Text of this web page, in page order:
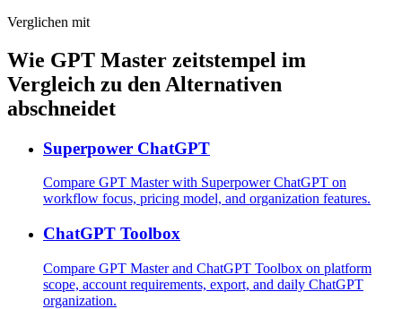
Verglichen mit
Wie GPT Master zeitstempel im
Vergleich zu den Alternativen
abschneidet
Superpower ChatGPT
Compare GPT Master with Superpower ChatGPT on
workflow focus, pricing model, and organization features.
ChatGPT Toolbox
Compare GPT Master and ChatGPT Toolbox on platform
scope, account requirements, export, and daily ChatGPT
organization.